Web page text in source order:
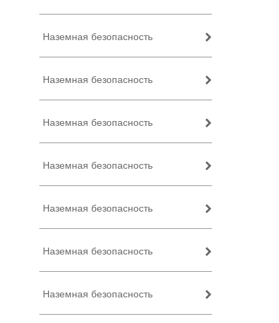
Наземная безопасность
Наземная безопасность
Наземная безопасность
Наземная безопасность
Наземная безопасность
Наземная безопасность
Наземная безопасность